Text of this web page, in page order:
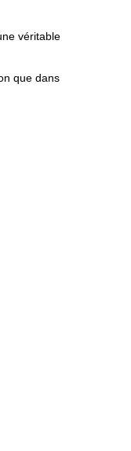
véritable
que dans